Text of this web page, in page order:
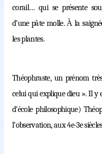
corail… qui se présente
d’une pâte molle.Àla
les plantes.
Théophraste, un prénom
celui qui explique dieu ». Il
d’école philosophique)
l’observation, aux 4e-3e